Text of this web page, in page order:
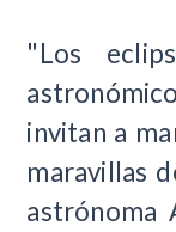
"Los
invitan a
maravillas
astrónoma